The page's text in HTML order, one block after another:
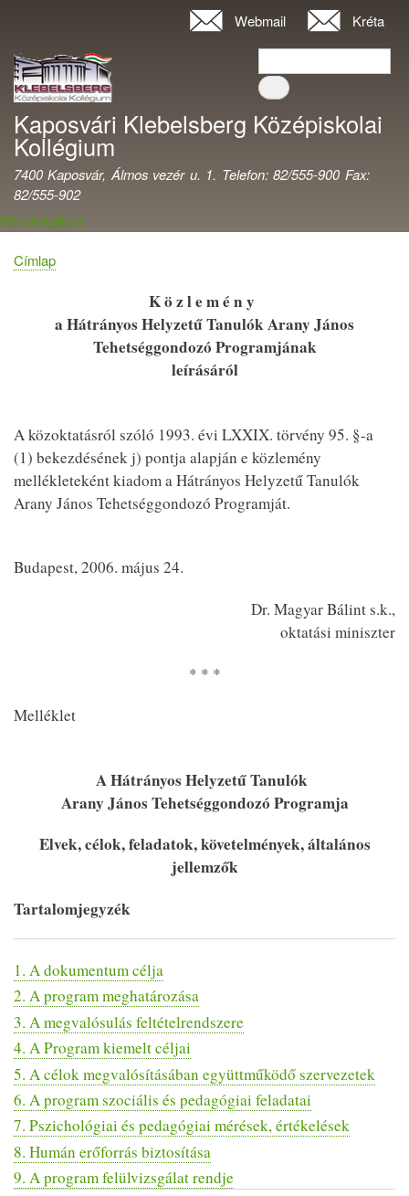
Ugrás
a
fiók
menüje
Webmail Kréta
Keresés
Kaposvári Klebelsberg Középiskolai
Kollégium
7400 Kaposvár, Álmos vezér u. 1. Telefon: 82/555-900 Fax:
82/555-902
Fő navigáció
Morzsa
Címlap
K ö z l e m é n y
a Hátrányos Helyzetű Tanulók Arany János
Tehetséggondozó Programjának
leírásáról
A közoktatásról szóló 1993. évi LXXIX. törvény 95. §-a
(1) bekezdésének j) pontja alapján e közlemény
mellékleteként kiadom a Hátrányos Helyzetű Tanulók
Arany János Tehetséggondozó Programját.
Budapest, 2006. május 24.
Dr. Magyar Bálint s.k.,
oktatási miniszter
* * *
Melléklet
A Hátrányos Helyzetű Tanulók
Arany János Tehetséggondozó Programja
Elvek, célok, feladatok, követelmények, általános
jellemzők
Tartalomjegyzék
1. A dokumentum célja
2. A program meghatározása
3. A megvalósulás feltételrendszere
4. A Program kiemelt céljai
5. A célok megvalósításában együttműködő szervezetek
6. A program szociális és pedagógiai feladatai
7. Pszichológiai és pedagógiai mérések, értékelések
8. Humán erőforrás biztosítása
9. A program felülvizsgálat rendje